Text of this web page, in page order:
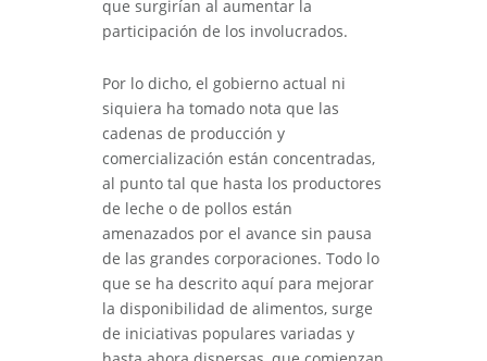
que surgirían al aumentar la
participación de los involucrados.
Por lo dicho, el gobierno actual ni
siquiera ha tomado nota que las
cadenas de producción y
comercialización están concentradas,
al punto tal que hasta los productores
de leche o de pollos están
amenazados por el avance sin pausa
de las grandes corporaciones. Todo lo
que se ha descrito aquí para mejorar
la disponibilidad de alimentos, surge
de iniciativas populares variadas y